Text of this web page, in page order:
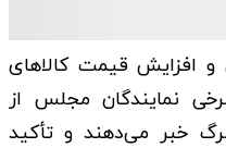
و افزایش قیمت کالاهای
نمایندگان مجلس از
خبر می‌دهند و تأکید